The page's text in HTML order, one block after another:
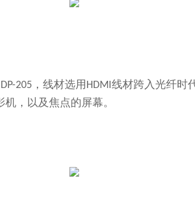
205 ，线材选用 HDMI 线材跨入光纤时
机，以及焦点的屏幕。